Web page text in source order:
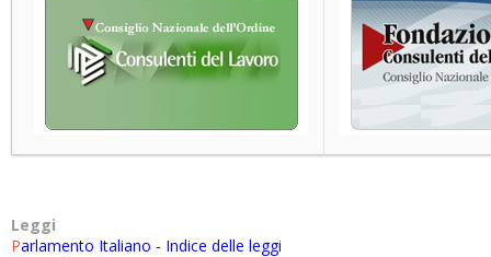
Leggi
Parlamento Italiano - Indice delle leggi